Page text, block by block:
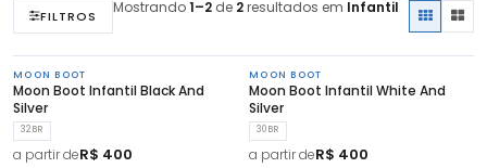
FILTROS Mostrando1–2 de 2resultados em Infantil
MOON BOOT
Moon Boot Infantil Black And
Silver
32BR
a partir deR$ 400
MOON BOOT
Moon Boot Infantil White And
Silver
30BR
a partir deR$ 400